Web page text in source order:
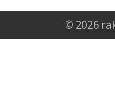
© 2026